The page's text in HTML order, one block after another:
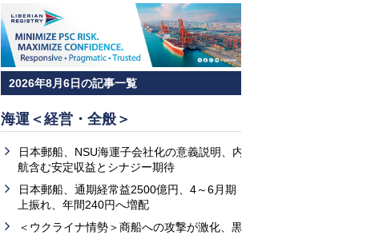
2026年8月6日の記事一覧
海運＜経営・全般＞
日本郵船、NSU海運子会社化の意義説明、内
航含む安定収益とシナジー期待
日本郵船、通期経常益2500億円、4～6月期
上振れ、年間240円へ増配
＜ウクライナ情勢＞商船への攻撃が激化、黒